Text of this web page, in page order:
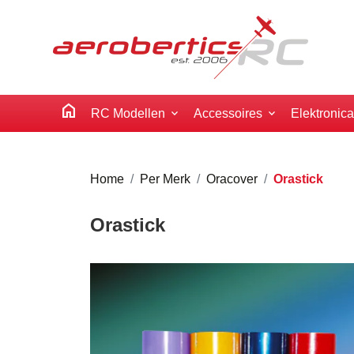
home RC Modellen Accessoires Elektronica
Home Per Merk Oracover Orastick
Orastick